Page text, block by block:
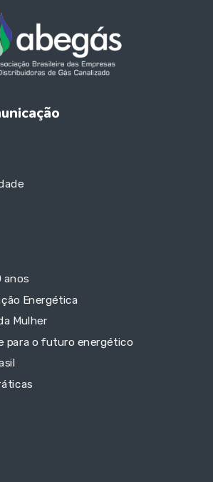
anos
Energética
Mulher
para o futuro energético